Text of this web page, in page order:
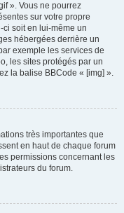
». Vous ne pourrez
sur votre propre
soit en lui-même un
hébergées derrière un
exemple les services de
les sites protégés par un
la balise BBCode « [img] ».
très importantes que
en haut de chaque forum
permissions concernant les
du forum.